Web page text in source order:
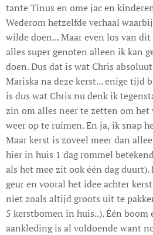
tante Tinus en ome jac en
Wederom hetzelfde verhaal
wilde doen... Maar even los van
alles super genoten alleen ik kan
doen. Dus dat is wat Chris
Mariska na deze kerst... enige tijd
is dus wat Chris nu denk ik
zin om alles neer te zetten om het
weer op te ruimen. En ja, ik snap
Maar kerst is zoveel meer dan
hier in huis 1 dag rommel
als het mee zit ook één dag duurt).
geur en vooral het idee achter
niet zoals altijd groots uit te
5 kerstbomen in huis..). Één
aankleding is al voldoende want